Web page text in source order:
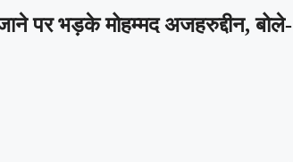
पर भड़के मोहम्मद अजहरुद्दीन, बोले-